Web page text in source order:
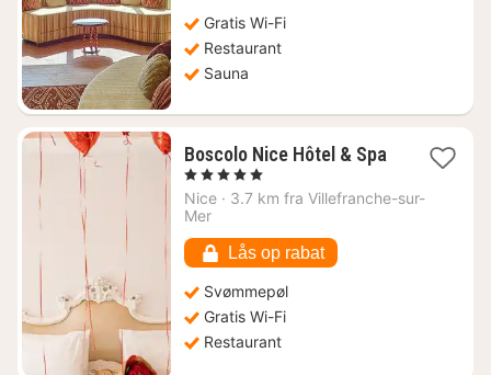
Gratis Wi-Fi
Restaurant
Sauna
Boscolo Nice Hôtel & Spa
1
nat
fra
kr.
, 5 Stjerner
Nice · 3.7 km fra Villefranche-sur-
Mer
Lås op rabat
Svømmepøl
Gratis Wi-Fi
Restaurant